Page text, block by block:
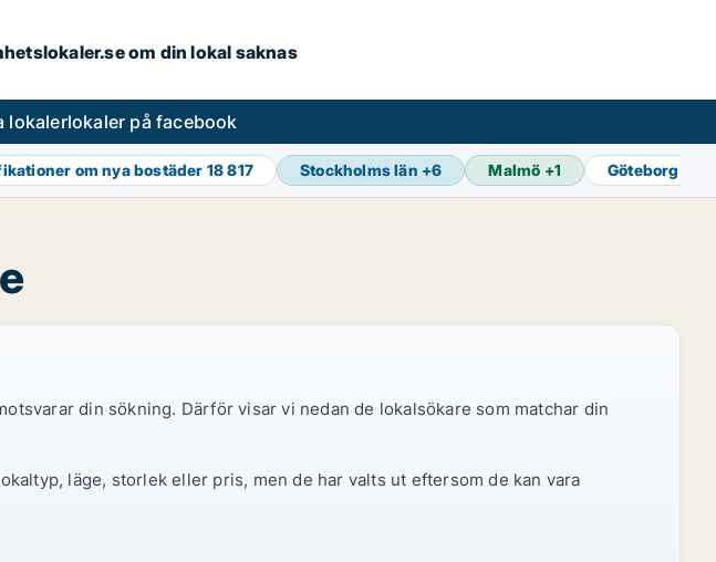
om din lokal saknas
lokalerlokaler på facebook
om nya bostäder 18 817 Stockholms län +6 Malmö +1 Göteborg
din sökning. Därför visar vi nedan de lokalsökare som matchar din
läge, storlek eller pris, men de har valts ut eftersom de kan vara